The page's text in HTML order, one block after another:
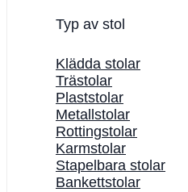
Typ av stol
Klädda stolar
Trästolar
Plaststolar
Metallstolar
Rottingstolar
Karmstolar
Stapelbara stolar
Bankettstolar